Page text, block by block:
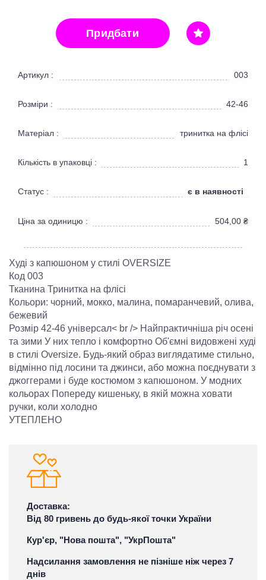
Придбати
Артикул : 003
Розміри : 42-46
Матеріал : тринитка на флісі
Кількість в упаковці : 1
Статус : є в наявності
Ціна за одиницю : 504,00 ₴
Худі з капюшоном у стилі OVERSIZE
Код 003
Тканина Тринитка на флісі
Кольори: чорний, мокко, малина, помаранчевий, олива,
бежевий
Розмір 42-46 універсал< br /> Найпрактичніша річ осені
та зими У них тепло і комфортно Об'ємні видовжені худі
в стилі Oversize. Будь-який образ виглядатиме стильно,
відмінно під лосини та джинси, або можна поєднувати з
джоггерами і буде костюмом з капюшоном. У модних
кольорах Попереду кишеньку, в якій можна ховати
ручки, коли холодно
УТЕПЛЕНО
Доставка:
Від 80 гривень до будь-якої точки України
Кур'єр, "Нова пошта", "УкрПошта"
Надсилання замовлення не пізніше ніж через 7
днів